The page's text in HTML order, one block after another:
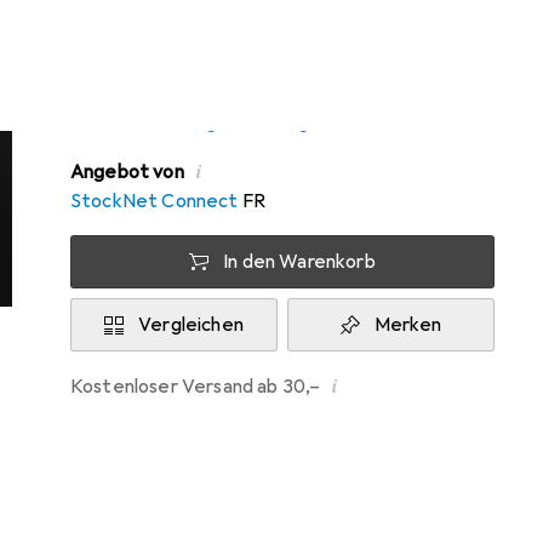
Angebot von i
StockNet Connect FR
In den Warenkorb
Vergleichen Merken
Kostenloser Versand ab 30,– i